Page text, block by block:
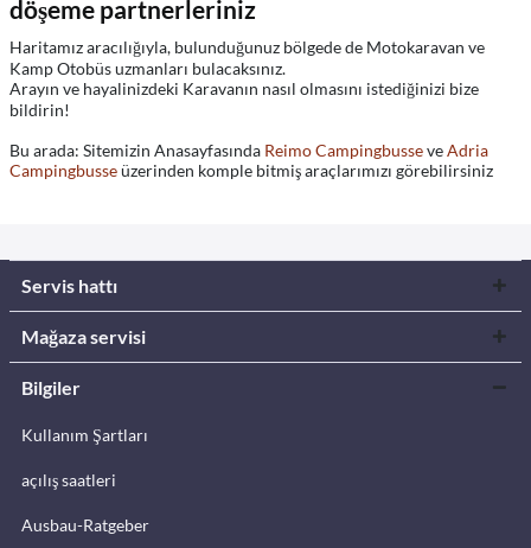
döşeme partnerleriniz
Haritamız aracılığıyla, bulunduğunuz bölgede de Motokaravan ve
Kamp Otobüs uzmanları bulacaksınız.
Arayın ve hayalinizdeki Karavanın nasıl olmasını istediğinizi bize
bildirin!
Bu arada: Sitemizin Anasayfasında Reimo CampingbusseveAdria
Campingbusseüzerinden komple bitmiş araçlarımızı görebilirsiniz
Servis hattı
Mağaza servisi
Bilgiler
Kullanım Şartları
açılış saatleri
Ausbau-Ratgeber